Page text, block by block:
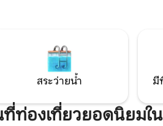
เสียง
งเที่ยว
สระว่ายน้ำ มี
ท่องเที่ยวยอดนิยมใ